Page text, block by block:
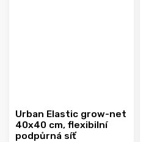
Urban Elastic grow-net
40x40 cm, flexibilní
podpůrná síť